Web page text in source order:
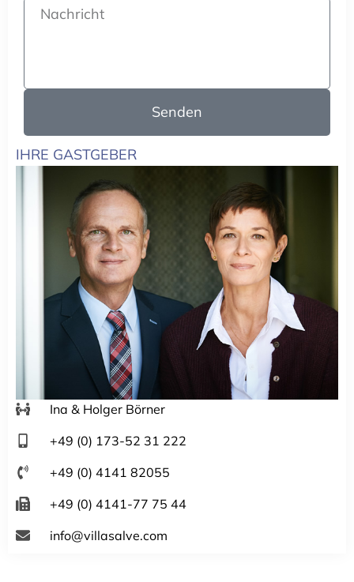
Senden
IHRE GASTGEBER
Ina & Holger Börner
+49 (0) 173-52 31 222
+49 (0) 4141 82055
+49 (0) 4141-77 75 44
info@villasalve.com